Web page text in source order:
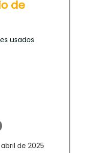
de
usados
de 2025